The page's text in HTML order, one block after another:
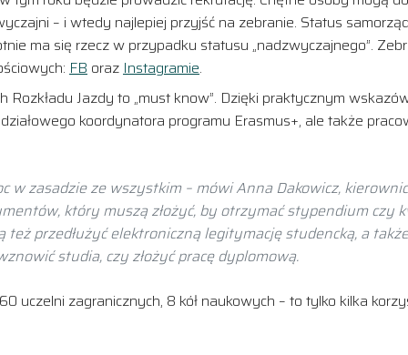
– i wtedy najlepiej przyjść na zebranie. Status
ma się rzecz w przypadku statusu „nadzwyczajnego”.
FB oraz Instagramie.
Jazdy to „must know”. Dzięki praktycznym
koordynatora programu Erasmus+, ale także
w zasadzie ze wszystkim – mówi Anna Dakowicz,
który muszą złożyć, by otrzymać stypendium czy
przedłużyć elektroniczną legitymację studencką, a
studia, czy złożyć pracę dyplomową.
uczelni zagranicznych, 8 kół naukowych – to tylko kilka